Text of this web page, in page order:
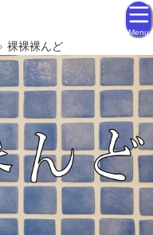
Menu
裸裸裸んど